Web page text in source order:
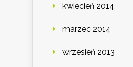
kwiecień 2014
marzec 2014
wrzesień 2013